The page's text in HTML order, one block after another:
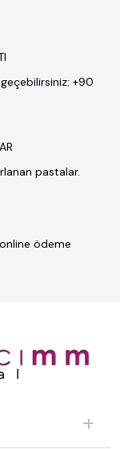
+90
pastalar.
ödeme